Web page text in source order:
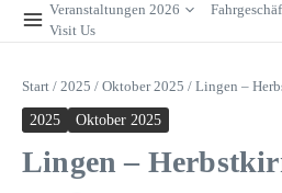
Veranstaltungen 2026
Visit Us
Start / 2025 / Oktober 2025 / Lingen –
2025 Oktober 2025
Lingen –